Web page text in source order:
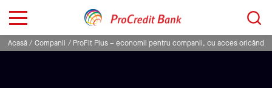
Acasă Companii ProFit Plus – economii pentru companii, cu acces oricând